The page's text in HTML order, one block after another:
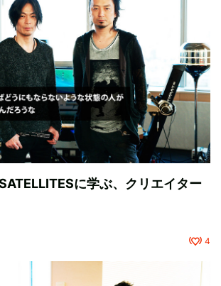
に学ぶ、クリエイター
4